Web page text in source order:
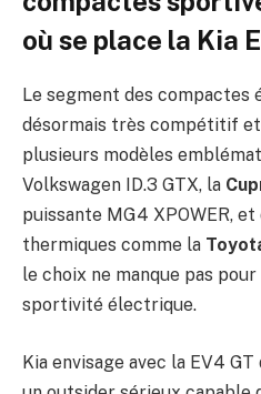
où se place la Kia
Le segment des
désormais très compétitif
plusieurs modèles
Volkswagen ID.3 GTX, la
puissante MG4 XPOWER, et
thermiques comme la
le choix ne manque pas
sportivité électrique.
Kia envisage avec la EV4